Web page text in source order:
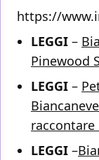
https://
LEGGI –
Pinewood
LEGGI –
LEGGI –